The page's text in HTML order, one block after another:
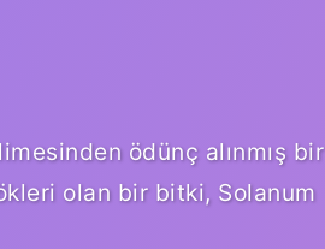
ödünç alınmış bir
olan bir bitki, Solanum